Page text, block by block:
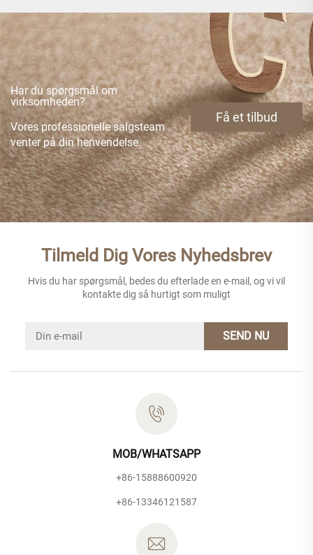
Har du spørgsmål om
virksomheden?
Vores professionelle salgsteam
venter på din henvendelse.
Få et tilbud
Tilmeld Dig Vores Nyhedsbrev
Hvis du har spørgsmål, bedes du efterlade en e-mail, og vi vil
kontakte dig så hurtigt som muligt
SEND NU
MOB/WHATSAPP
+86-15888600920
+86-13346121587